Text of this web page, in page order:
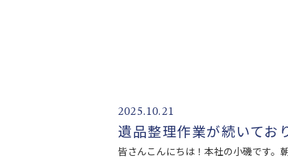
2025.10.21
遺品整理作業が続いてお
皆さんこんにちは！本社の小磯です